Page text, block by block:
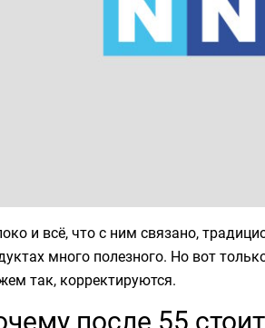
и всё, что с ним связано,
много полезного. Но вот
так, корректируются.
после 55